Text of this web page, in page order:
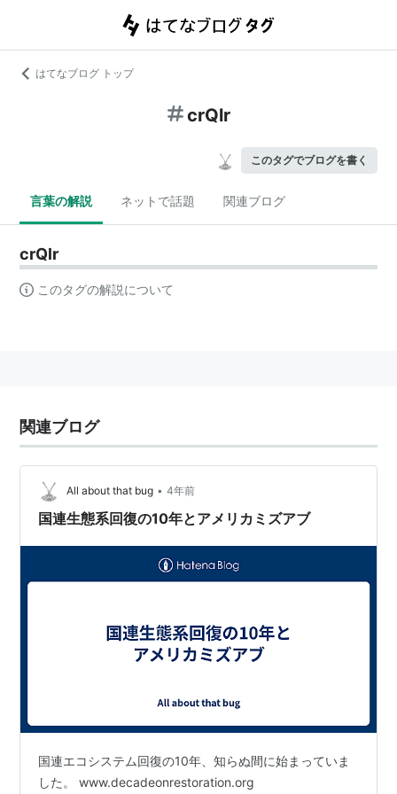
はてなブログ トップ
crQlr
このタグでブログを書く
言葉の解説 ネットで話題 関連ブログ
crQlr
このタグの解説について
関連ブログ
All about that bug • 4年前
国連生態系回復の10年とアメリカミズアブ
国連エコシステム回復の10年、知らぬ間に始まっていま
した。 www.decadeonrestoration.org